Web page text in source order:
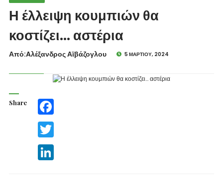
Η έλλειψη κουμπιών θα
κοστίζει… αστέρια
Από:Aλέξανδρος Αϊβάζογλου 5 ΜΑΡΤΊΟΥ, 2024
Share Facebook
Twitter
LinkedIn